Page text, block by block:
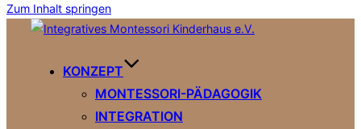
Zum Inhalt springen
KONZEPT
MONTESSORI-PÄDAGOGIK
INTEGRATION